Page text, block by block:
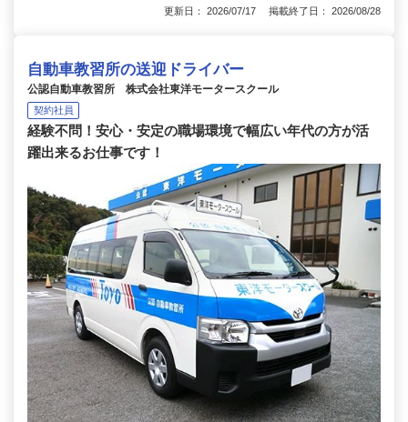
更新日： 2026/07/17 掲載終了日： 2026/08/28
自動車教習所の送迎ドライバー
公認自動車教習所 株式会社東洋モータースクール
契約社員
経験不問！安心・安定の職場環境で幅広い年代の方が活
躍出来るお仕事です！